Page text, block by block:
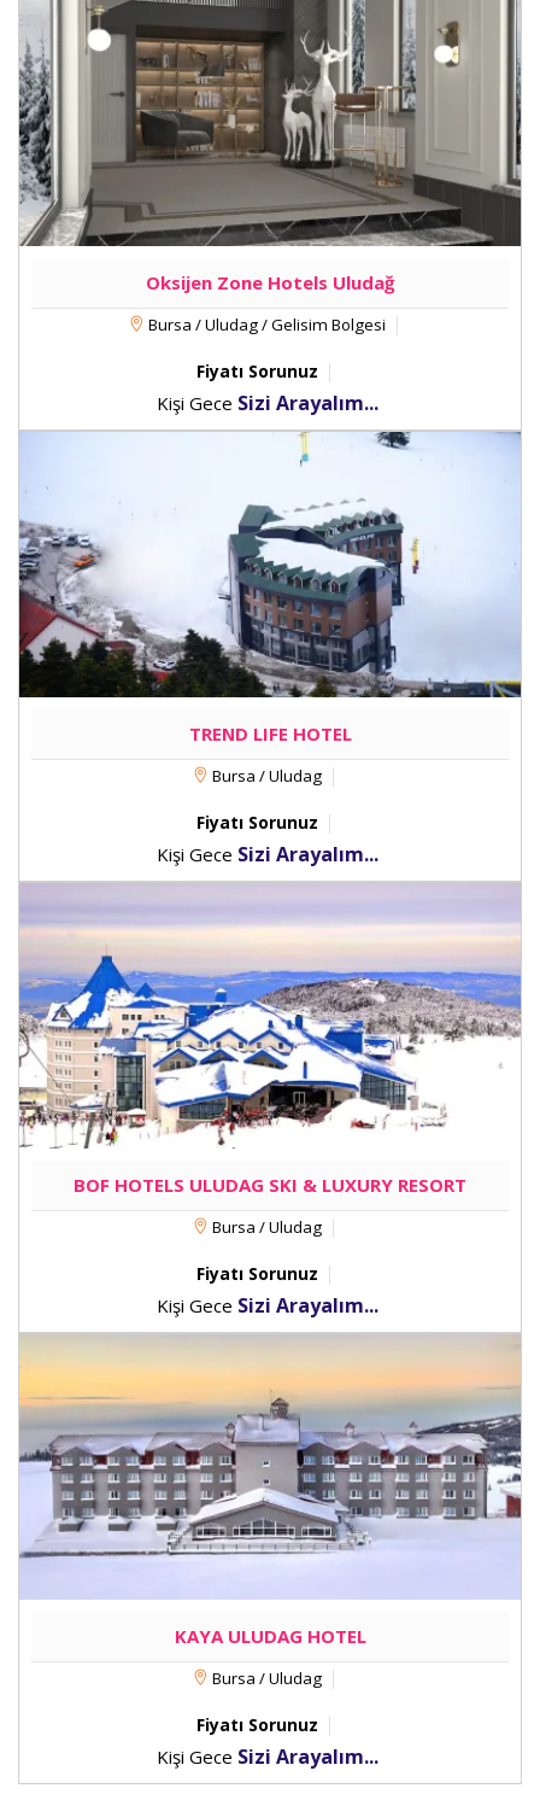
Oksijen Zone Hotels Uludağ
Bursa / Uludag / Gelisim Bolgesi
Fiyatı Sorunuz
Kişi Gece Sizi Arayalım...
TREND LIFE HOTEL
Bursa / Uludag
Fiyatı Sorunuz
Kişi Gece Sizi Arayalım...
BOF HOTELS ULUDAG SKI & LUXURY RESORT
Bursa / Uludag
Fiyatı Sorunuz
Kişi Gece Sizi Arayalım...
KAYA ULUDAG HOTEL
Bursa / Uludag
Fiyatı Sorunuz
Kişi Gece Sizi Arayalım...